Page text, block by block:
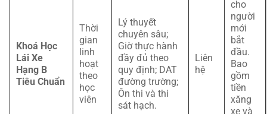
Khoá Học
Lái Xe
Hạng B
Tiêu Chuẩn
Thời
gian
linh
hoạt
theo
học
viên
Lý thuyết
chuyên sâu;
Giờ thực hành
đầy đủ theo
quy định; DAT
đường trường;
Ôn thi và thi
sát hạch.
Liên
hệ
cho
người
mới
bắt
đầu.
Bao
gồm
tiền
xăng
xe và